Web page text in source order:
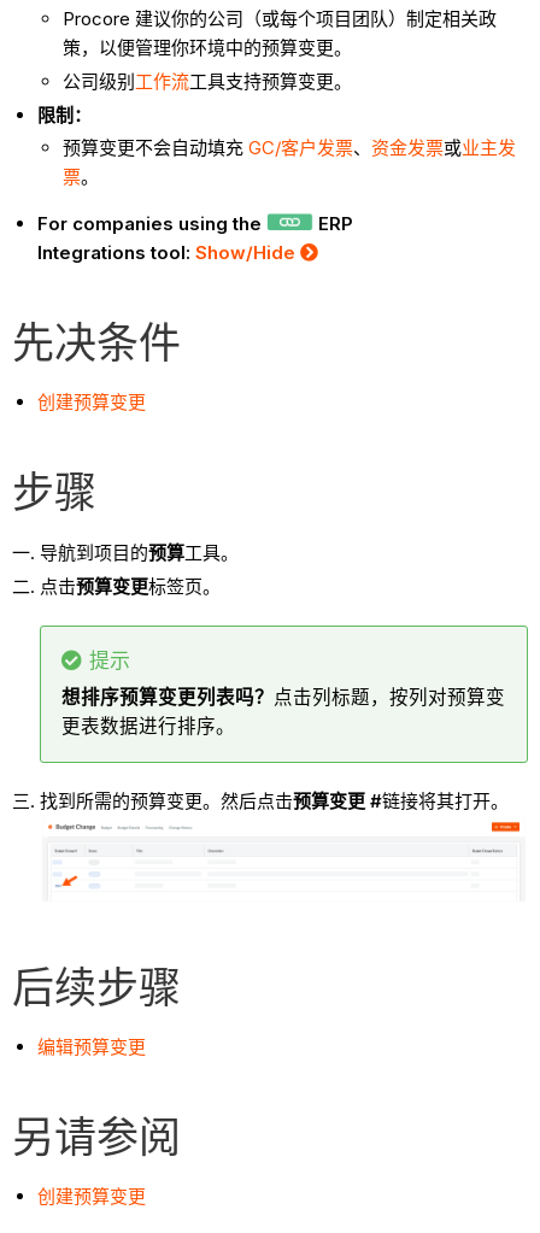
Procore 建议你的公司（或每个项目团队）制定相关政
策，以便管理你环境中的预算变更。
公司级别工作流工具支持预算变更。
限制：
预算变更不会自动填充GC/客户发票、资金发票或业主发
票。
For companies using the
ERP
Integrations tool:Show/Hide
先决条件
创建预算变更
步骤
导航到项目的预算工具。
点击预算变更标签页。
提示
想排序预算变更列表吗？ 点击列标题，按列对预算变
更表数据进行排序。
找到所需的预算变更。然后点击预算变更 #链接将其打开。
后续步骤
编辑预算变更
另请参阅
创建预算变更